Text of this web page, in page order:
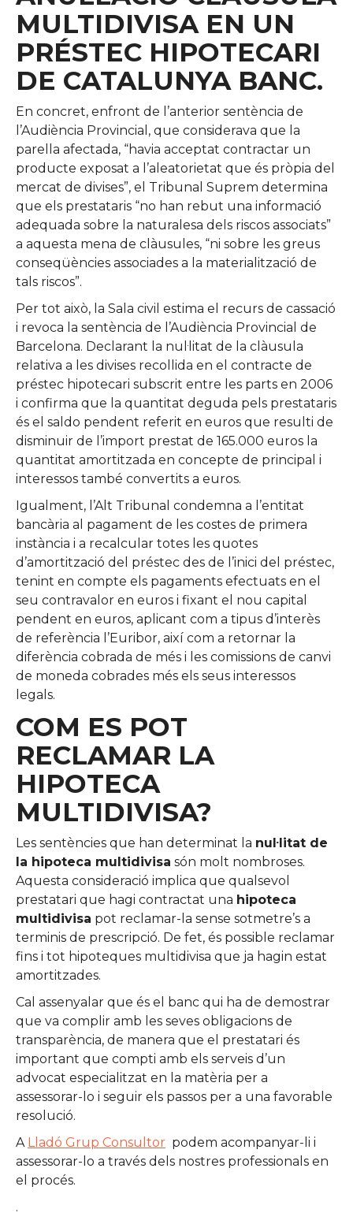
MULTIDIVISA EN UN
PRÉSTEC HIPOTECARI
DE CATALUNYA BANC.
En concret, enfront de l’anterior sentència de
l’Audiència Provincial, que considerava que la
parella afectada, “havia acceptat contractar un
producte exposat a l’aleatorietat que és pròpia del
mercat de divises”, el Tribunal Suprem determina
que els prestataris “no han rebut una informació
adequada sobre la naturalesa dels riscos associats”
a aquesta mena de clàusules, “ni sobre les greus
conseqüències associades a la materialització de
tals riscos”.
Per tot això, la Sala civil estima el recurs de cassació
i revoca la sentència de l’Audiència Provincial de
Barcelona. Declarant la nul·litat de la clàusula
relativa a les divises recollida en el contracte de
préstec hipotecari subscrit entre les parts en 2006
i confirma que la quantitat deguda pels prestataris
és el saldo pendent referit en euros que resulti de
disminuir de l’import prestat de 165.000 euros la
quantitat amortitzada en concepte de principal i
interessos també convertits a euros.
Igualment, l’Alt Tribunal condemna a l’entitat
bancària al pagament de les costes de primera
instància i a recalcular totes les quotes
d’amortització del préstec des de l’inici del préstec,
tenint en compte els pagaments efectuats en el
seu contravalor en euros i fixant el nou capital
pendent en euros, aplicant com a tipus d’interès
de referència l’Euribor, així com a retornar la
diferència cobrada de més i les comissions de canvi
de moneda cobrades més els seus interessos
legals.
COM ES POT
RECLAMAR LA
HIPOTECA
MULTIDIVISA?
Les sentències que han determinat la nul·litat de
la hipoteca multidivisa són molt nombroses.
Aquesta consideració implica que qualsevol
prestatari que hagi contractat una hipoteca
multidivisa pot reclamar-la sense sotmetre’s a
terminis de prescripció. De fet, és possible reclamar
fins i tot hipoteques multidivisa que ja hagin estat
amortitzades.
Cal assenyalar que és el banc qui ha de demostrar
que va complir amb les seves obligacions de
transparència, de manera que el prestatari és
important que compti amb els serveis d’un
advocat especialitzat en la matèria per a
assessorar-lo i seguir els passos per a una favorable
resolució.
A Lladó Grup Consultor podem acompanyar-li i
assessorar-lo a través dels nostres professionals en
el procés.
.